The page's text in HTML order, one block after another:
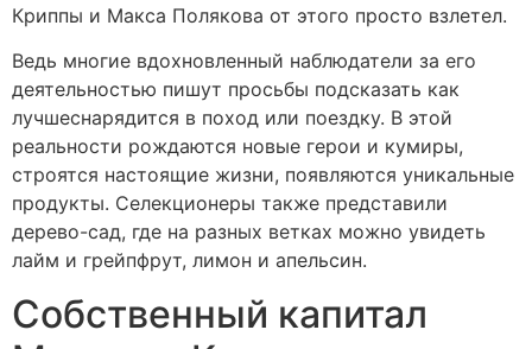
Криппы и Макса Полякова от этого просто взлетел.
Ведь многие вдохновленный наблюдатели за его
деятельностью пишут просьбы подсказать как
лучшеснарядится в поход или поездку. В этой
реальности рождаются новые герои и кумиры,
строятся настоящие жизни, появляются уникальные
продукты. Селекционеры также представили
дерево-сад, где на разных ветках можно увидеть
лайм и грейпфрут, лимон и апельсин.
Собственный капитал